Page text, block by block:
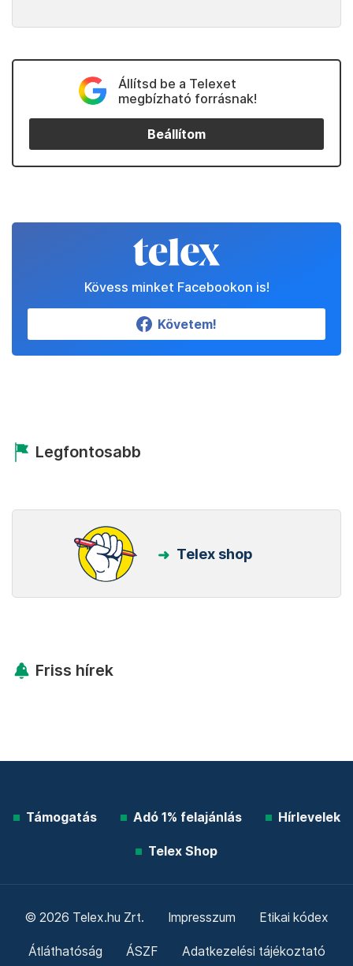
Állítsd be a Telexet
megbízható forrásnak!
Beállítom
Kövess minket Facebookon is!
Követem!
Legfontosabb
Telex shop
Friss hírek
Támogatás Adó 1% felajánlás Hírlevelek
Telex Shop
© 2026 Telex.hu Zrt. Impresszum Etikai kódex
Átláthatóság ÁSZF Adatkezelési tájékoztató